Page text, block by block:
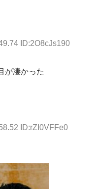
ID:2O8cJs190
が凄かった
ID:rZI0VFFe0